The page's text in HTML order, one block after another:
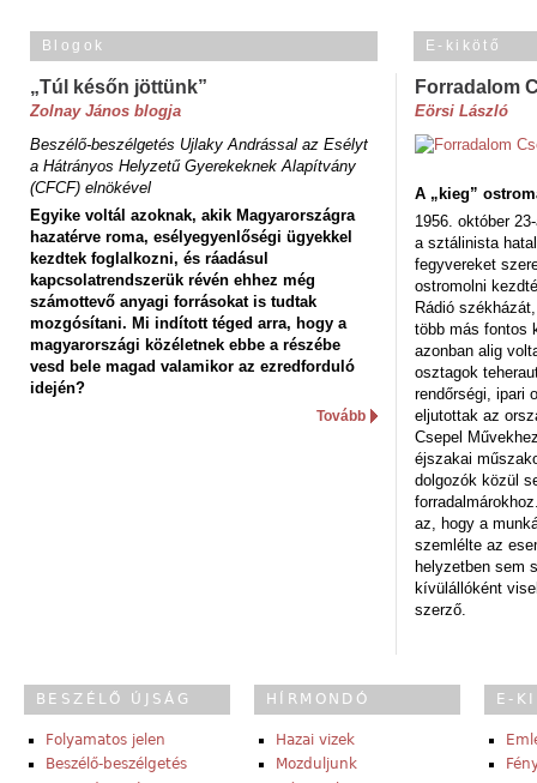
Blogok
„Túl későn jöttünk”
Zolnay János blogja
Beszélő-beszélgetés Ujlaky Andrással az Esélyt
a Hátrányos Helyzetű Gyerekeknek Alapítvány
(CFCF) elnökével
Egyike voltál azoknak, akik Magyarországra
hazatérve roma, esélyegyenlőségi ügyekkel
kezdtek foglalkozni, és ráadásul
kapcsolatrendszerük révén ehhez még
számottevő anyagi forrásokat is tudtak
mozgósítani. Mi indított téged arra, hogy a
magyarországi közéletnek ebbe a részébe
vesd bele magad valamikor az ezredforduló
idején?
Tovább
E-kikötő
Forradalom
Eörsi László
A „kieg”
1956. október
a sztálinista
fegyvereket
ostromolni
Rádió
több más fontos
azonban alig
osztagok
rendőrségi, ipari
eljutottak az
Csepel
éjszakai
dolgozók közül
az, hogy a
szemlélte az
helyzetben sem
kívülállóként
szerző.
BESZÉLŐ ÚJSÁG
Folyamatos jelen
Beszélő-beszélgetés
HÍRMONDÓ
Hazai vizek
Mozduljunk
E-